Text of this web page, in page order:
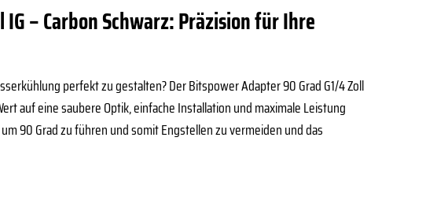
– Carbon Schwarz: Präzision für Ihre
perfekt zu gestalten? Der Bitspower Adapter 90 Grad G1/4 Zoll
auf eine saubere Optik, einfache Installation und maximale Leistung
90 Grad zu führen und somit Engstellen zu vermeiden und das